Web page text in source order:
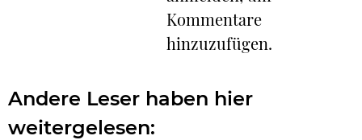
Kommentare
hinzuzufügen.
Andere Leser haben hier
weitergelesen: